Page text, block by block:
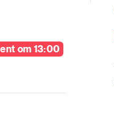
om 13:00